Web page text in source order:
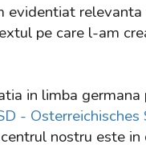
evidentiat
pe care l-am
in limba germana
- Osterreichisches
nostru este in